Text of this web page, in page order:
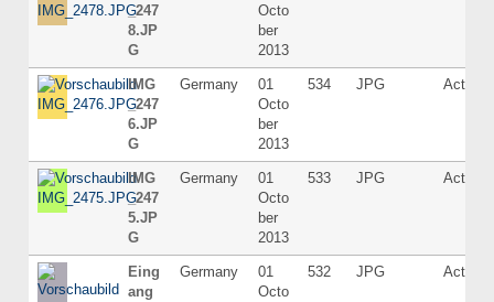
_247
8.JP
G
Octo
ber
2013
IMG
_247
6.JP
G
Germany
01
Octo
ber
2013
534 JPG Active
IMG
_247
5.JP
G
Germany
01
Octo
ber
2013
533 JPG Active
Eing
ang
Germany
01
Octo
532 JPG Active